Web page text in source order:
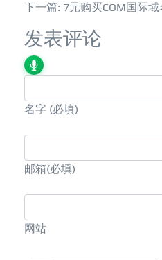
下一篇: 7元购买COM国际
发表评论
名字 (必填)
邮箱(必填)
网站